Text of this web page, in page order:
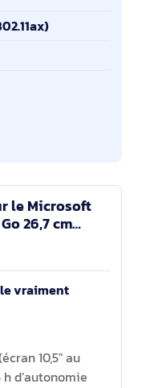
le Microsoft
26,7 cm
Windows 11
vraiment
10,5" au
h d’autonomie